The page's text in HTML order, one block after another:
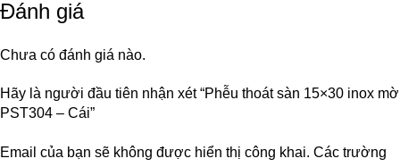
Đánh giá
Chưa có đánh giá nào.
Hãy là người đầu tiên nhận xét “Phễu thoát sàn 15×30 inox mờ
PST304 – Cái”
Email của bạn sẽ không được hiển thị công khai. Các trường